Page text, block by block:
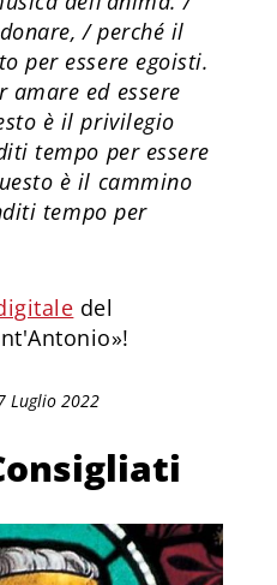
/ perché il
per essere egoisti.
ed essere
è il privilegio
tempo per essere
è il cammino
tempo per
del
Luglio 2022